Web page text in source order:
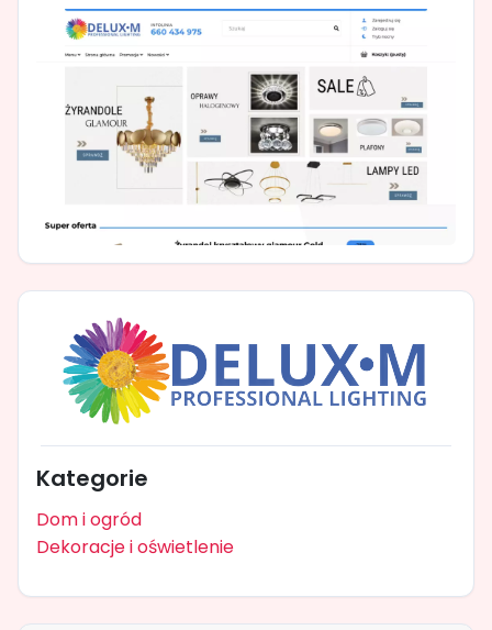
Kategorie
Dom i ogród
Dekoracje i oświetlenie